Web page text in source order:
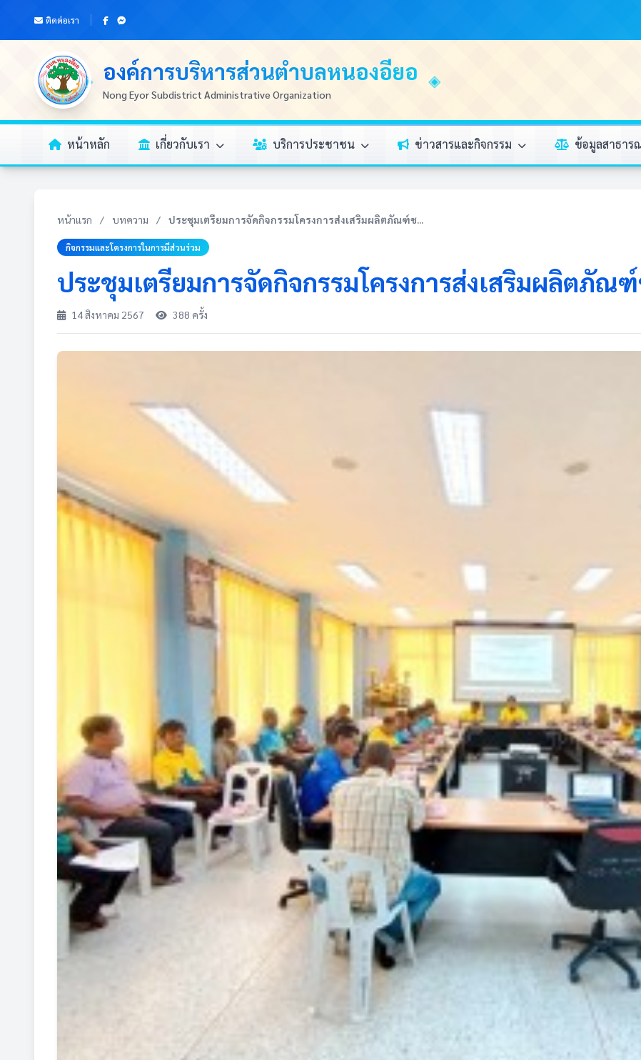
ติดต่อเรา
องค์การบริหารส่วนตำบลหนองอียอ
Nong Eyor Subdistrict Administrative Organization
หน้าหลัก เกี่ยวกับเรา บริการประชาชน ข่าวสารและกิจกรรม ข้อมูลสาธาร
หน้าแรก / บทความ / ประชุมเตรียมการจัดกิจกรรมโครงการส่งเสริมผลิตภัณฑ์ช...
กิจกรรมและโครงการในการมีส่วนร่วม
ประชุมเตรียมการจัดกิจกรรมโครงการส่งเสริมผลิตภัณ
14 สิงหาคม 2567 388 ครั้ง